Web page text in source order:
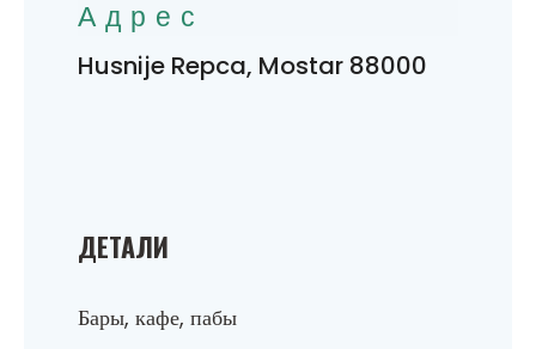
ДЕТАЛИ
Бары, кафе, пабы
Адрес
Husnije Repca, Mostar 88000